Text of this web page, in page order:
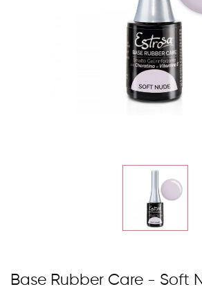
Base Rubber Care - Soft